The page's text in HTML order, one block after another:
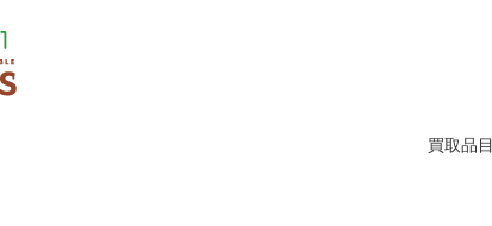
買取品目